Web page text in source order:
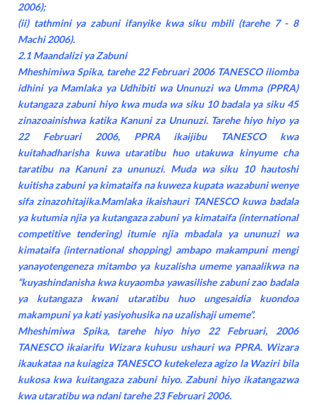
2006);
(ii) tathmini ya zabuni ifanyike kwa siku mbili (tarehe 7 - 8
Machi 2006).
2.1 Maandalizi ya Zabuni
Mheshimiwa Spika, tarehe 22 Februari 2006 TANESCO iliomba
idhini ya Mamlaka ya Udhibiti wa Ununuzi wa Umma (PPRA)
kutangaza zabuni hiyo kwa muda wa siku 10 badala ya siku 45
zinazoainishwa katika Kanuni za Ununuzi. Tarehe hiyo hiyo ya
22 Februari 2006, PPRA ikaijibu TANESCO kwa
kuitahadharisha kuwa utaratibu huo utakuwa kinyume cha
taratibu na Kanuni za ununuzi. Muda wa siku 10 hautoshi
kuitisha zabuni ya kimataifa na kuweza kupata wazabuni wenye
sifa zinazohitajika.Mamlaka ikaishauri TANESCO kuwa badala
ya kutumia njia ya kutangaza zabuni ya kimataifa (international
competitive tendering) itumie njia mbadala ya ununuzi wa
kimataifa (international shopping) ambapo makampuni mengi
yanayotengeneza mitambo ya kuzalisha umeme yanaalikwa na
“kuyashindanisha kwa kuyaomba yawasilishe zabuni zao badala
ya kutangaza kwani utaratibu huo ungesaidia kuondoa
makampuni ya kati yasiyohusika na uzalishaji umeme”.
Mheshimiwa Spika, tarehe hiyo hiyo 22 Februari, 2006
TANESCO ikaiarifu Wizara kuhusu ushauri wa PPRA. Wizara
ikaukataa na kuiagiza TANESCO kutekeleza agizo la Waziri bila
kukosa kwa kuitangaza zabuni hiyo. Zabuni hiyo ikatangazwa
kwa utaratibu wa ndani tarehe 23 Februari 2006.